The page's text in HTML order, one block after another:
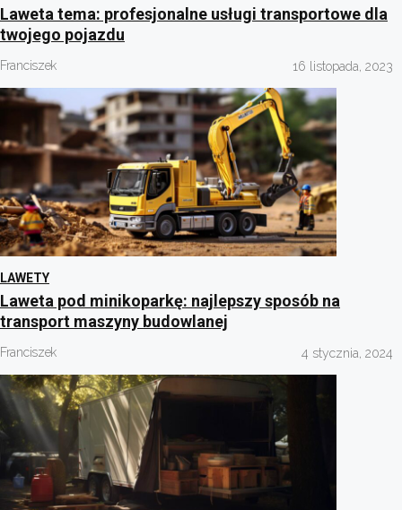
Laweta tema: profesjonalne usługi transportowe dla
twojego pojazdu
Franciszek 16 listopada, 2023
LAWETY
Laweta pod minikoparkę: najlepszy sposób na
transport maszyny budowlanej
Franciszek 4 stycznia, 2024